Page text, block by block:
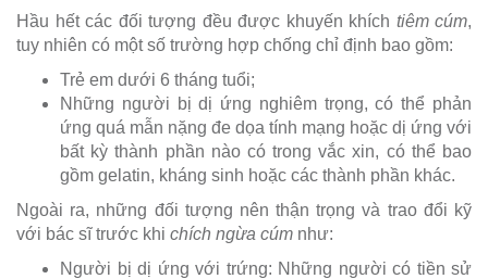
Hầu hết các đối tượng đều được khuyến khích tiêm cúm,
tuy nhiên có một số trường hợp chống chỉ định bao gồm:
Trẻ em dưới 6 tháng tuổi;
Những người bị dị ứng nghiêm trọng, có thể phản
ứng quá mẫn nặng đe dọa tính mạng hoặc dị ứng với
bất kỳ thành phần nào có trong vắc xin, có thể bao
gồm gelatin, kháng sinh hoặc các thành phần khác.
Ngoài ra, những đối tượng nên thận trọng và trao đổi kỹ
với bác sĩ trước khi chích ngừa cúm như:
Người bị dị ứng với trứng: Những người có tiền sử